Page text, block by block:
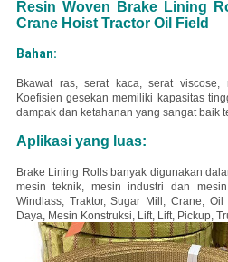
Resin Woven Brake Lining
Crane Hoist Tractor Oil Field
Bahan:
Bkawat ras, serat kaca, serat
Koefisien gesekan memiliki kapasitas
dampak dan ketahanan yang sangat baik
Aplikasi yang luas:
Brake Lining Rolls banyak digunakan
mesin teknik, mesin industri dan
Windlass, Traktor, Sugar Mill, Crane,
Daya, Mesin Konstruksi, Lift, Lift, Pickup,